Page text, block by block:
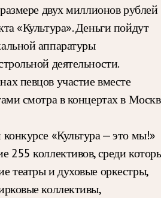
двух миллионов рублей
«Культура». Деньги пойдут
аппаратуры
деятельности.
певцов участие вместе
смотра в концертах в
«Культура — это мы!»
255 коллективов, среди
театры и духовые оркестры,
коллективы,